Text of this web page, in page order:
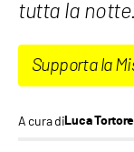
tutta la notte.
Supporta la
A cura diLuca